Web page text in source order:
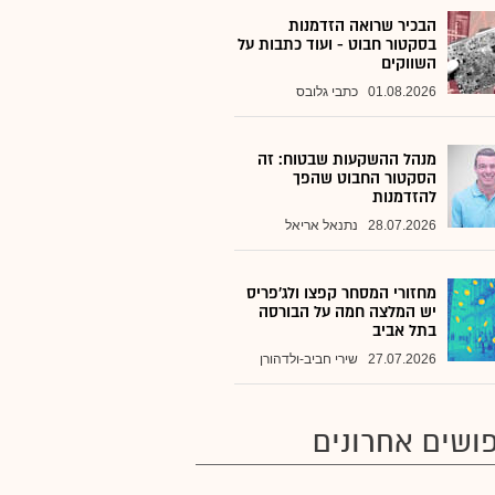
הבכיר שרואה הזדמנות
בסקטור חבוט - ועוד כתבות על
השווקים
01.08.2026 כתבי גלובס
מנהל ההשקעות שבטוח: זה
הסקטור החבוט שהפך
להזדמנות
28.07.2026 נתנאל אריאל
מחזורי המסחר קפצו ולג'פריס
יש המלצה חמה על הבורסה
בתל אביב
27.07.2026 שירי חביב-ולדהורן
אחרונים